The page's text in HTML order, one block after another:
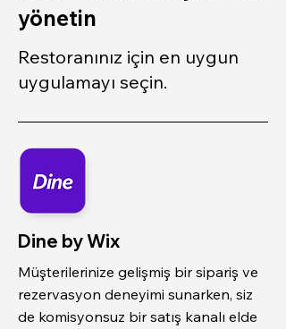
yönetin
Restoranınız için en uygun
uygulamayı seçin.
Dine by Wix
Müşterilerinize gelişmiş bir sipariş ve
rezervasyon deneyimi sunarken, siz
de komisyonsuz bir satış kanalı elde